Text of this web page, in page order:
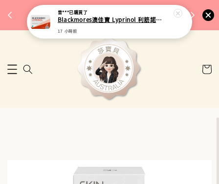
🎉 77購物節｜保健品滿額最低 91 折
來去逛逛
🚚 台
曾***已購買了
Blackmores澳佳寶 Lyprinol 利筋諾風濕關節膠囊 100粒
17 小時前